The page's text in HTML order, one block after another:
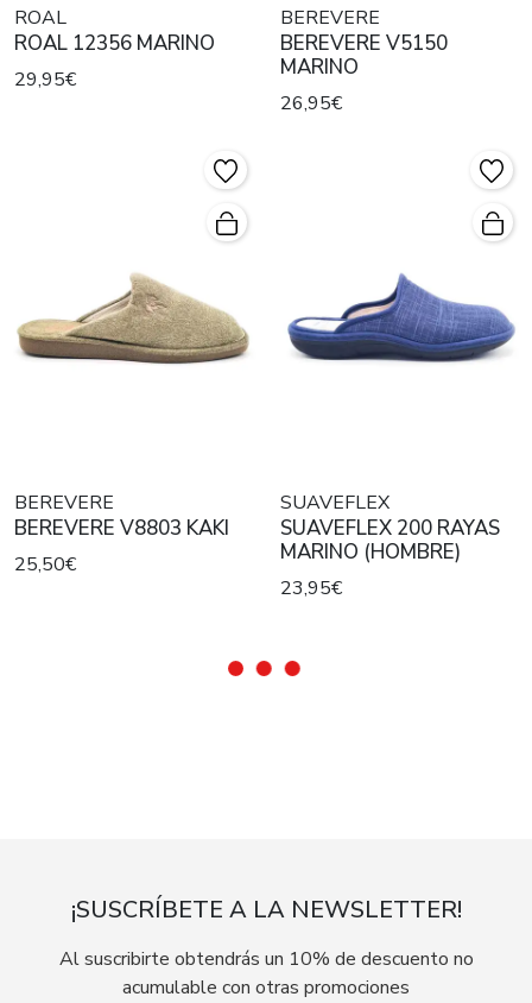
ROAL
ROAL 12356 MARINO
29,95€
BEREVERE
BEREVERE V5150
MARINO
26,95€
BEREVERE
BEREVERE V8803 KAKI
25,50€
SUAVEFLEX
SUAVEFLEX 200 RAYAS
MARINO (HOMBRE)
23,95€
¡SUSCRÍBETE A LA NEWSLETTER!
Al suscribirte obtendrás un 10% de descuento no
acumulable con otras promociones